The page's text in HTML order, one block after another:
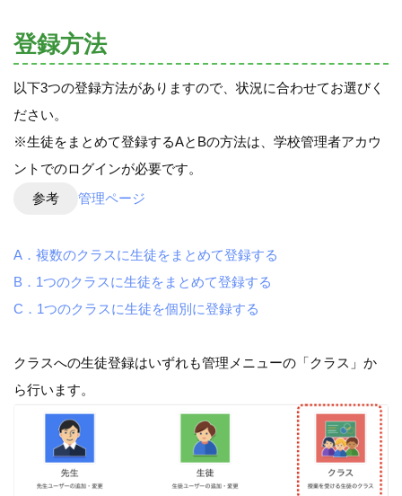
登録方法
以下3つの登録方法がありますので、状況に合わせてお選びく
ださい。
※生徒をまとめて登録するAとBの方法は、学校管理者アカウ
ントでのログインが必要です。
参考
管理ページ
A．複数のクラスに生徒をまとめて登録する
B．1つのクラスに生徒をまとめて登録する
C．1つのクラスに生徒を個別に登録する
クラスへの生徒登録はいずれも管理メニューの「クラス」か
ら行います。